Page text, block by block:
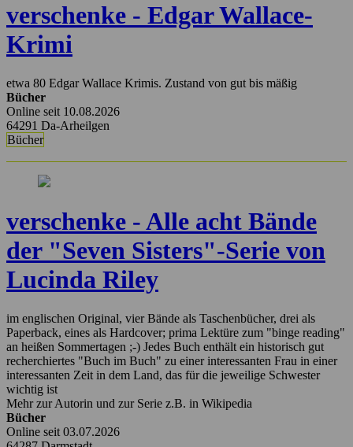
verschenke - Edgar Wallace-
Krimi
etwa 80 Edgar Wallace Krimis. Zustand von gut bis mäßig
Bücher
Online seit 10.08.2026
64291 Da-Arheilgen
Bücher
verschenke - Alle acht Bände
der "Seven Sisters"-Serie von
Lucinda Riley
im englischen Original, vier Bände als Taschenbücher, drei als
Paperback, eines als Hardcover; prima Lektüre zum "binge reading"
an heißen Sommertagen ;-) Jedes Buch enthält ein historisch gut
recherchiertes "Buch im Buch" zu einer interessanten Frau in einer
interessanten Zeit in dem Land, das für die jeweilige Schwester
wichtig ist
Mehr zur Autorin und zur Serie z.B. in Wikipedia
Bücher
Online seit 03.07.2026